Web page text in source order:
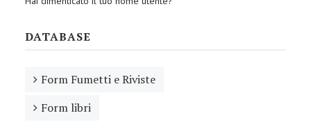
DATABASE
Form Fumetti e Riviste
Form libri